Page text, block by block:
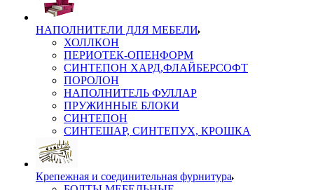
НАПОЛНИТЕЛИ ДЛЯ МЕБЕЛИ
ХОЛЛКОН
ПЕРИОТЕК-ОПЕНФОРМ
СИНТЕПОН ХАРД,ФЛАЙБЕРСОФТ
ПОРОЛОН
НАПОЛНИТЕЛЬ ФУЛЛАР
ПРУЖИННЫЕ БЛОКИ
СИНТЕПОН
СИНТЕШАР, СИНТЕПУХ, КРОШКА
Крепежная и соединительная фурнитура